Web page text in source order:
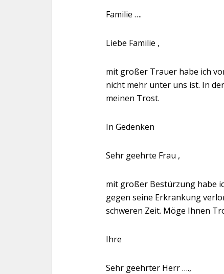
Familie ….
Liebe Familie ,
mit großer Trauer habe ich
nicht mehr unter uns ist. In
meinen Trost.
In Gedenken
Sehr geehrte Frau ,
mit großer Bestürzung habe
gegen seine Erkrankung
schweren Zeit. Möge Ihnen
Ihre
Sehr geehrter Herr ….,